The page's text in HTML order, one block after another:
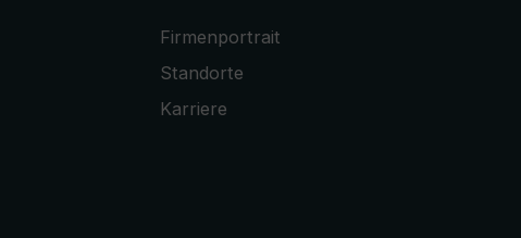
Firmenportrait
Standorte
Karriere